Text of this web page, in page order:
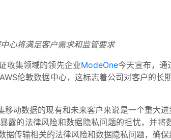
心将满足客户需求和监管要求
收集领域的领先企业ModeOne今天宣布，通
伦敦数据中心，这标志着公司对客户的长
动数据的现有和未来客户来说是一个重大
露的法律风险和数据隐私问题的担忧，并将
传输相关的法律风险和数据隐私问题，确